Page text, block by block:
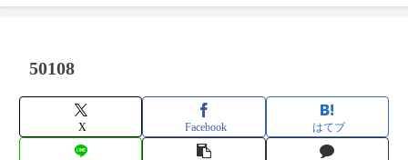
50108
X Facebook はてブ